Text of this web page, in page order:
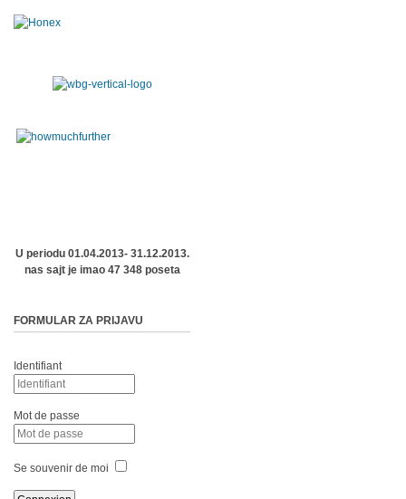
U periodu 01.04.2013- 31.12.2013.
nas sajt je imao 47 348 poseta
FORMULAR ZA PRIJAVU
Identifiant
Mot de passe
Se souvenir de moi